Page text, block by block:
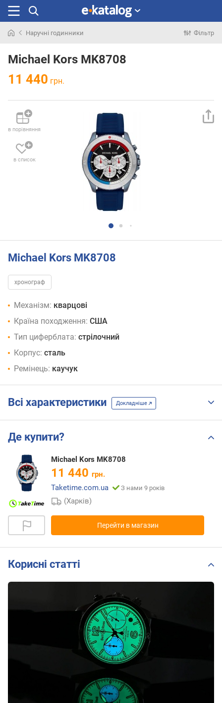
раніше
Наручні годинники Фільтр
Michael Kors MK8708
11 440 грн.
в порівняння
в список
Michael Kors MK8708
хронограф
Механізм: кварцові
Країна походження: США
Тип циферблата: стрілочний
Корпус: сталь
Ремінець: каучук
Всі характеристики Докладніше
Де купити?
Michael Kors MK8708
11 440 грн.
Taketime.com.ua
З нами 9 років
(Харків)
Перейти в магазин
Корисні статті